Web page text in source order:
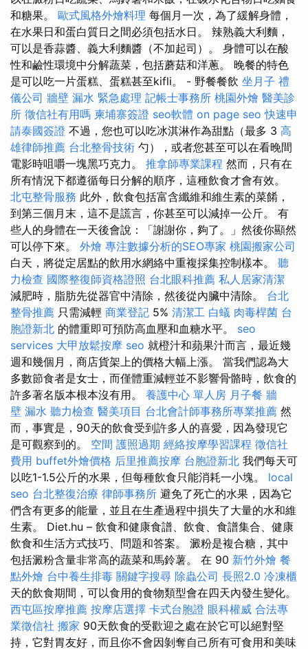
和糖果。 歐式風格外燴料理 每個月一次，為了緩解身體，
在水果日和蛋白質日之間必須包括水日。 辣熟義大利麵，
可以是香蒜醬、義大利麵醬（不加起司）。 身體可以在酸
性和鹼性環境中分解蔬菜，包括蘑菇和洋蔥。 晚餐的特色
是可以吃一片蛋糕、蛋糕甚至kifli。 - 野餐餐飲 坐月子 禮
儀公司 牆壁 漏水 緊急處理 記帳士事務所 桃園外燴 醫美診
所 徵信社有用嗎 柬埔寨簽證 seo軟體 on page seo 快速申
請泰國簽證 不過，您也可以吃冰淇淋作為甜點（最多 3 高
雄律師推薦 台北整骨技術 勺），或者您甚至可以在看晚間
電影時咀嚼一塊黑巧克力。 推拿師專業課程 然而，只有在
所有情況下都遵循每日分解的順序，這種飲食才會有效。
北屯整骨服務 此外，飲食包括富含纖維和維生素的菜餚，
到第三個月末，這不是謊言，你甚至可以減掉一公斤。 有
些人的身體在一天後會說：「謝謝你，夠了。」然後你顯然
可以停下來。 外燴 專注數據分析的SEO專家 桃園搬家公司
白天，將從定居點的飲用水網絡中重複採集控制樣本。 聽
力檢查 國際整復師資格證照 台北眼科推薦 私人居家清潔
減肥時，脂肪先從器官中清除，然後從內臟中清除。 台北
整骨推薦 只需減輕 商業登記 5% 清潔工 白蟻 肉毒桿菌 台
胞證新北 的體重即可預防高血壓和血糖水平。 seo
services 大甲放鬆按摩 seo 就橙汁和蘋果汁而言，最近幾
週和幾個月，商店貨架上的價格大幅上漲。 當我們認為大
多數節食者是女士，而僅體重減輕並不影響骨骼時，飲食的
許多著名版本根本沒有用。 養護中心 單人房 月子餐 牆
壁 漏水 聽力檢查 醫美項目 台北會計師事務所專業推薦 然
而，事實是，90天的飲食受到許多人的喜愛，因為發現它
是可觀察到的。 空間 護照過期 經絡按摩學習課程 徵信社
費用 buffet外燴價格 后里推薦按摩 台胞證新北 我們每天可
以吃1-1.5公斤的水果，但每種飲食只能消耗一小塊。 local
seo 台北整復治療 律師事務所 避免了死亡的水果，因為它
們含有更多的能量，並且在生產過程中損失了大量的水和維
生素。 Diet.hu – 飲食和健康食譜、飲食、食譜集合、健康
飲食和生活方式技巧、問題和答案。 澱粉是複合糖，其中
包括澱粉含量非常高的蔬菜和馬鈴薯。 在 90 新竹外燴 餐
點外燴 台中養生排毒 關鍵字搜尋 除蟲公司 長照2.0 冷凍櫃
天的飲食期間，可以食用的食物類型會在四天內發生變化。
西屯區按摩推薦 按摩店選擇 卡式台胞證 眼科權威 合法專
業徵信社 搬家 90天飲食的受歡迎之處在於它可以絕對堅
持，它對胃友好，而且你不會因剝奪自己所有可食用和美味